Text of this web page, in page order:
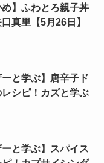
め】ふわとろ親子丼
真里【5月26日】
ーと学ぶ】唐辛子ド
シピ！カズと学ぶ
ーと学ぶ】スパイス